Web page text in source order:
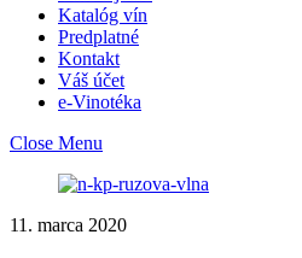
Katalóg vín
Predplatné
Kontakt
Váš účet
e-Vinotéka
Close Menu
11. marca 2020